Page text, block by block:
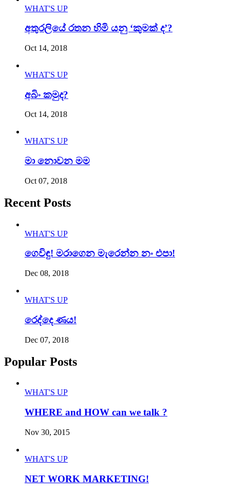
WHAT'S UP
අතුරලියේ රතන හිමි යනු ‘කුමක් ද’?
Oct 14, 2018
WHAT'S UP
අබිං කමුද?
Oct 14, 2018
WHAT'S UP
මා නොවන මම
Oct 07, 2018
Recent Posts
WHAT'S UP
ගෙවිඳු! මරාගෙන මැරෙන්න නං එපා!
Dec 08, 2018
WHAT'S UP
රෙද්දෙ ණය!
Dec 07, 2018
Popular Posts
WHAT'S UP
WHERE and HOW can we talk ?
Nov 30, 2015
WHAT'S UP
NET WORK MARKETING!